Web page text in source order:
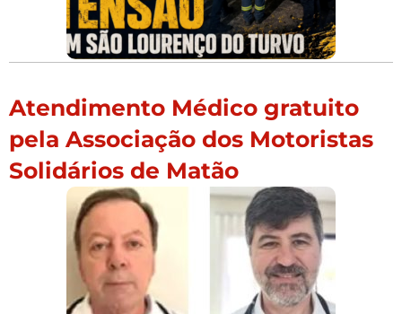
Atendimento Médico gratuito
pela Associação dos Motoristas
Solidários de Matão